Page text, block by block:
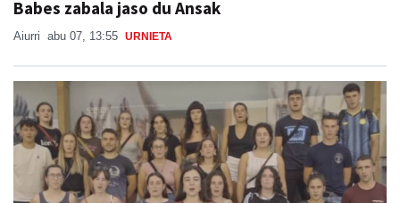
Babes zabala jaso du Ansak
Aiurri abu 07, 13:55 URNIETA